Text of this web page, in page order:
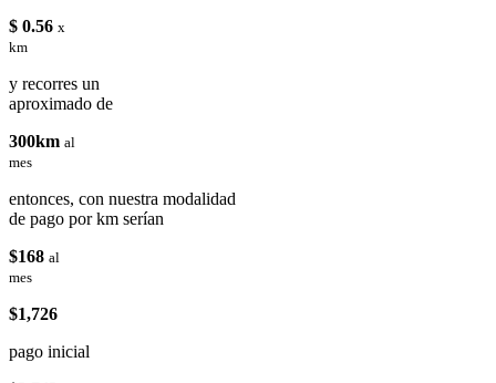
$ 0.56 x
km
y recorres un
aproximado de
300km al
mes
entonces, con nuestra modalidad
de pago por km serían
$168 al
mes
$1,726
pago inicial